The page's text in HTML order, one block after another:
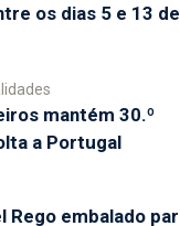
os dias 5 e 13 de
mantém 30.º
a Portugal
Rego embalado